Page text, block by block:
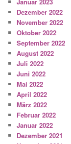
Dezember 2022
November 2022
Oktober 2022
September 2022
August 2022
Juli 2022
Juni 2022
Mai 2022
April 2022
März 2022
Februar 2022
Januar 2022
Dezember 2021